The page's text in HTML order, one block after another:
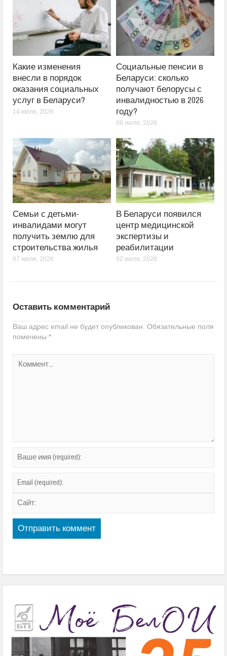
Какие изменения
внесли в порядок
оказания социальных
услуг в Беларуси?
14 июля, 2026
Социальные пенсии в
Беларуси: сколько
получают белорусы с
инвалидностью в 2026
году?
08 июля, 2026
Семьи с детьми-
инвалидами могут
получить землю для
строительства жилья
07 июля, 2026
В Беларуси появился
центр медицинской
экспертизы и
реабилитации
02 июля, 2026
Оставить комментарий
Ваш адрес email не будет опубликован. Обязательные поля
помечены*